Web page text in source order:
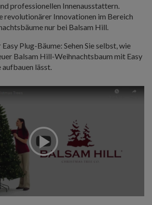
professionellen Innenausstattern.
revolutionärer Innovationen im Bereich
nur bei Balsam Hill.
Plug-Bäume: Sehen Sie selbst, wie
Balsam Hill-Weihnachtsbaum mit Easy
lässt.